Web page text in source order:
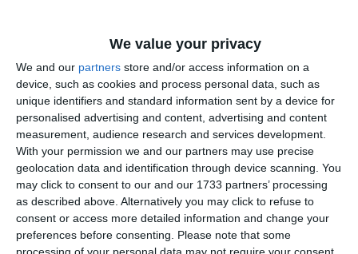
We value your privacy
We and our partners store and/or access information on a
device, such as cookies and process personal data, such as
unique identifiers and standard information sent by a device for
personalised advertising and content, advertising and content
measurement, audience research and services development.
With your permission we and our partners may use precise
geolocation data and identification through device scanning. You
may click to consent to our and our 1733 partners’ processing
as described above. Alternatively you may click to refuse to
consent or access more detailed information and change your
preferences before consenting.
Please note that some
Dincolo de temperaturile toride, cel mai îngrijorător aspect
îl reprezintă lipsa precipitațiilor. Potrivit datelor actuale